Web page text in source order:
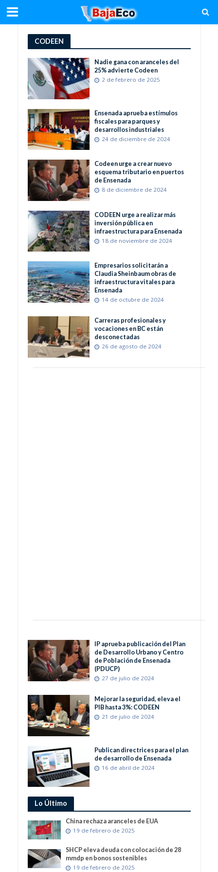
CODEEN
Nadie gana con aranceles del
25% advierte Codeen
2 de febrero de 2025
Ensenada aprueba estímulos
fiscales para parques y
desarrollos industriales
24 de diciembre de 2024
Codeen urge a crear nuevo
esquema tributario en puertos
de Ensenada
8 de diciembre de 2024
CODEEN urge a realizar más
inversión pública en
infraestructura para Ensenada
18 de noviembre de 2024
Empresarios solicitarán a
Claudia Sheinbaum obras de
infraestructura vitales para
Ensenada
14 de octubre de 2024
Carreras profesionales y
vocaciones en BC están
desconectadas
26 de agosto de 2024
IP aprueba publicación del Plan
de Desarrollo Urbano y Centro
de Población de Ensenada
(PDUCP)
27 de julio de 2024
Mejorar la seguridad, eleva el
PIB hasta 3%: CODEEN
21 de julio de 2024
Publican directrices para el plan
de desarrollo de Ensenada
16 de abril de 2024
Lo Último
China rechaza aranceles de EUA
19 de febrero de 2025
SHCP eleva deuda con colocación de 28
mmdp en bonos sostenibles
19 de febrero de 2025